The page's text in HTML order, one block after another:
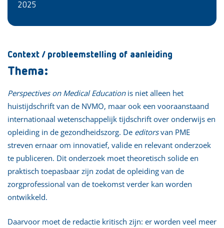
2025
Context / probleemstelling of aanleiding
Thema:
Perspectives on Medical Educationis niet alleen het
huistijdschrift van de NVMO, maar ook een vooraanstaand
internationaal wetenschappelijk tijdschrift over onderwijs en
opleiding in de gezondheidszorg. De editorsvan PME
streven ernaar om innovatief, valide en relevant onderzoek
te publiceren. Dit onderzoek moet theoretisch solide en
praktisch toepasbaar zijn zodat de opleiding van de
zorgprofessional van de toekomst verder kan worden
ontwikkeld.
Daarvoor moet de redactie kritisch zijn: er worden veel meer